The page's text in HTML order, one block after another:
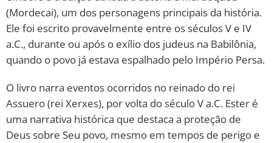
(Mordecai), um dos personagens principais da história.
Ele foi escrito provavelmente entre os séculos V e IV
a.C., durante ou após o exílio dos judeus na Babilônia,
quando o povo já estava espalhado pelo Império Persa.
O livro narra eventos ocorridos no reinado do rei
Assuero (rei Xerxes), por volta do século V a.C. Ester é
uma narrativa histórica que destaca a proteção de
Deus sobre Seu povo, mesmo em tempos de perigo e